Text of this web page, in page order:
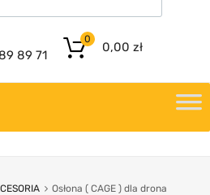
89 71
0,00 zł
0
Osłona ( CAGE ) dla drona